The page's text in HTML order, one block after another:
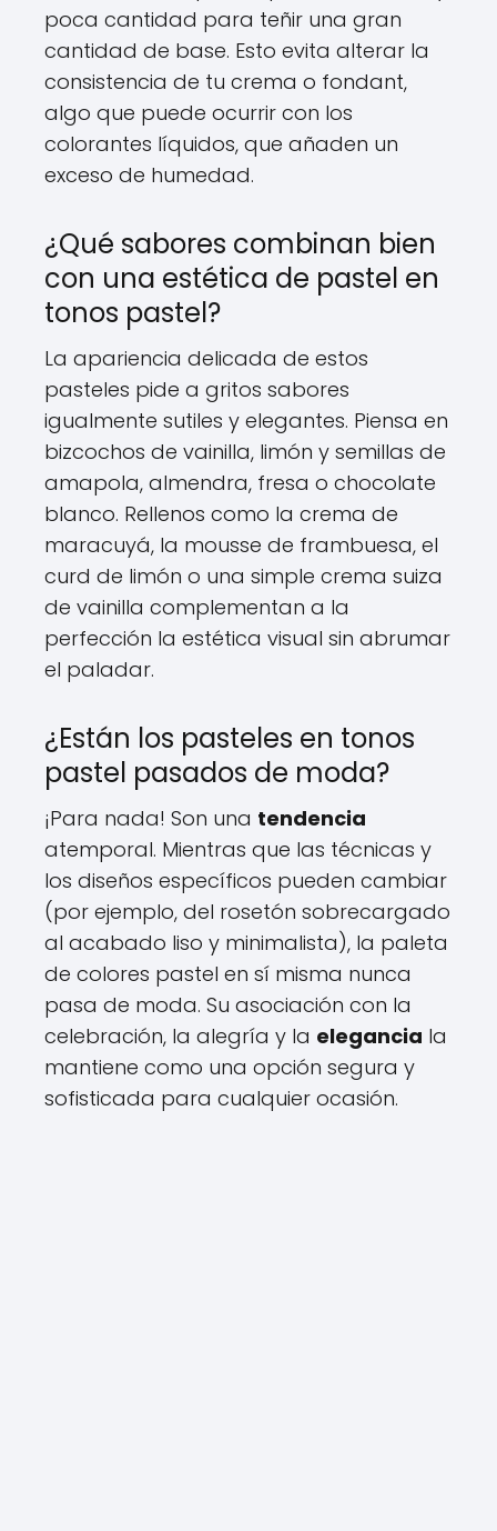
poca cantidad para teñir una gran
cantidad de base. Esto evita alterar la
consistencia de tu crema o fondant,
algo que puede ocurrir con los
colorantes líquidos, que añaden un
exceso de humedad.
¿Qué sabores combinan bien
con una estética de pastel en
tonos pastel?
La apariencia delicada de estos
pasteles pide a gritos sabores
igualmente sutiles y elegantes. Piensa en
bizcochos de vainilla, limón y semillas de
amapola, almendra, fresa o chocolate
blanco. Rellenos como la crema de
maracuyá, la mousse de frambuesa, el
curd de limón o una simple crema suiza
de vainilla complementan a la
perfección la estética visual sin abrumar
el paladar.
¿Están los pasteles en tonos
pastel pasados de moda?
¡Para nada! Son una tendencia
atemporal. Mientras que las técnicas y
los diseños específicos pueden cambiar
(por ejemplo, del rosetón sobrecargado
al acabado liso y minimalista), la paleta
de colores pastel en sí misma nunca
pasa de moda. Su asociación con la
celebración, la alegría y la elegancia la
mantiene como una opción segura y
sofisticada para cualquier ocasión.